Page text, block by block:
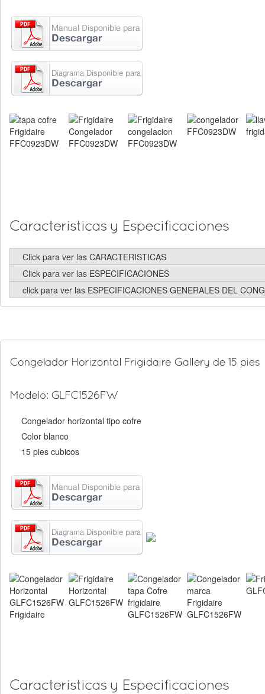
Click para ver las CARACTERISTICAS
Click para ver las ESPECIFICACIONES
click para ver las ESPECIFICACIONES GENERALES DEL
Congelador horizontal tipo cofre
Color blanco
15 pies cubicos